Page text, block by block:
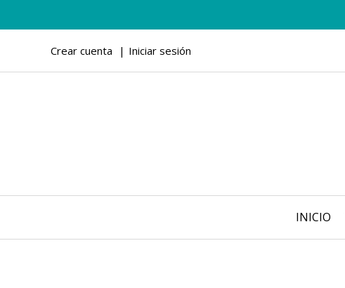
Crear cuenta Iniciar sesión
INICIO